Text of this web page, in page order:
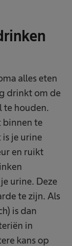
alles eten
drinkt om de
te houden.
binnen te
je urine
en ruikt
urine. Deze
te zijn. Als
is dan
in
kans op